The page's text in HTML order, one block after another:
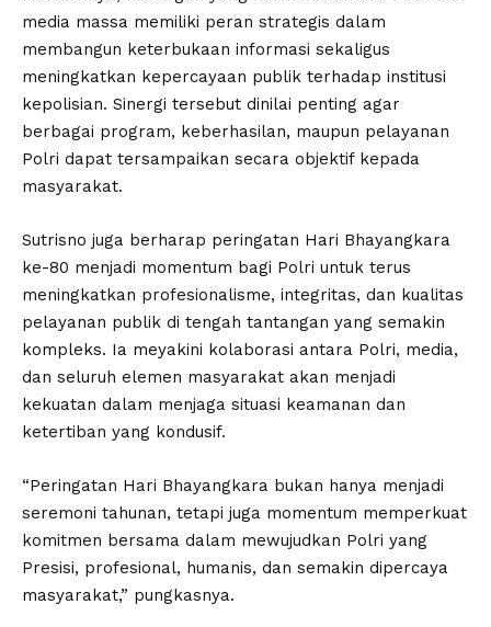
media massa memiliki peran strategis dalam
membangun keterbukaan informasi sekaligus
meningkatkan kepercayaan publik terhadap institusi
kepolisian. Sinergi tersebut dinilai penting agar
berbagai program, keberhasilan, maupun pelayanan
Polri dapat tersampaikan secara objektif kepada
masyarakat.
Sutrisno juga berharap peringatan Hari Bhayangkara
ke-80 menjadi momentum bagi Polri untuk terus
meningkatkan profesionalisme, integritas, dan kualitas
pelayanan publik di tengah tantangan yang semakin
kompleks. Ia meyakini kolaborasi antara Polri, media,
dan seluruh elemen masyarakat akan menjadi
kekuatan dalam menjaga situasi keamanan dan
ketertiban yang kondusif.
“Peringatan Hari Bhayangkara bukan hanya menjadi
seremoni tahunan, tetapi juga momentum memperkuat
komitmen bersama dalam mewujudkan Polri yang
Presisi, profesional, humanis, dan semakin dipercaya
masyarakat,” pungkasnya.